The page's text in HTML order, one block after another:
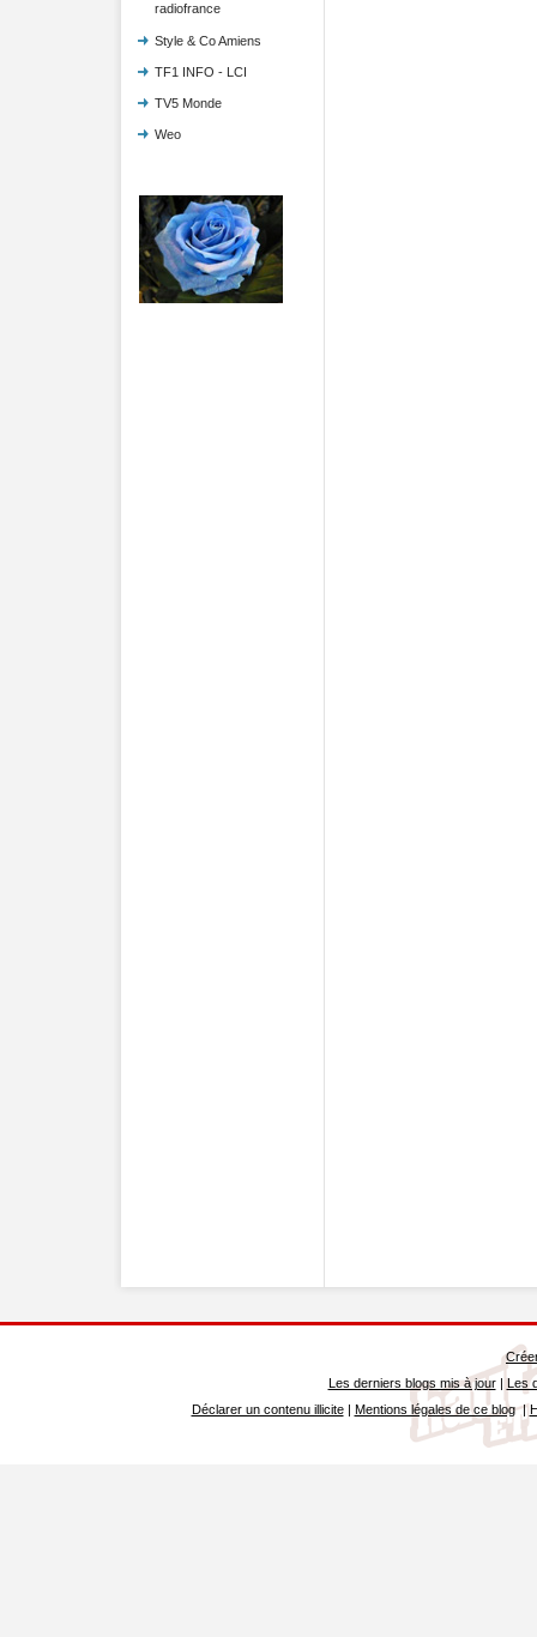
radiofrance
Style & Co Amiens
TF1 INFO - LCI
TV5 Monde
Weo
Les derniers blogs mis à jour| Les
Déclarer un contenu illicite| Mentions légales de ce blog|